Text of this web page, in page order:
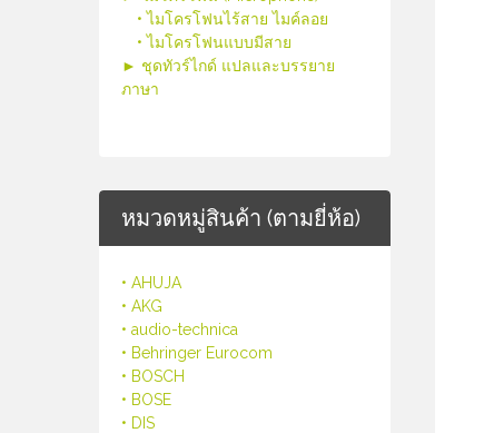
• ไมโครโฟนไร้สาย ไมค์ลอย
• ไมโครโฟนแบบมีสาย
► ชุดทัวร์ไกด์ แปลและบรรยาย
ภาษา
หมวดหมู่สินค้า (ตามยี่ห้อ)
• AHUJA
• AKG
• audio-technica
• Behringer Eurocom
• BOSCH
• BOSE
• DIS